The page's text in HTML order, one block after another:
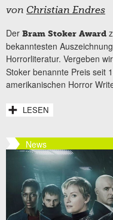
von Christian Endres
Der Bram Stoker Award
bekanntesten
Horrorliteratur. Vergeben
Stoker benannte Preis seit
amerikanischen Horror
LESEN
News